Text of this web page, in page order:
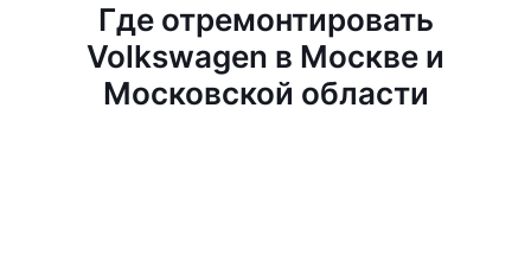
Где отремонтировать
Volkswagen в Москве и
Московской области